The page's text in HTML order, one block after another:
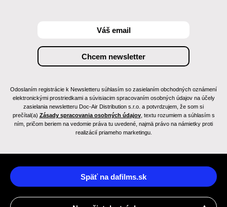
Odoslaním registrácie k Newsletteru súhlasím so zasielaním obchodných oznámení
elektronickými prostriedkami a súvisiacim spracovaním osobných údajov na účely
zasielania newsletteru Doc-Air Distribution s.r.o. a potvrdzujem, že som si
prečítal(a) Zásady spracovania osobných údajov, textu rozumiem a súhlasím s
ním, pričom beriem na vedomie práva tu uvedené, najmä právo na námietky proti
realizácií priameho marketingu.
Späť na dafilms.sk